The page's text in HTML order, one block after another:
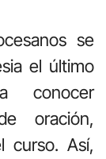
se
el último
conocer
oración,
curso. Así,